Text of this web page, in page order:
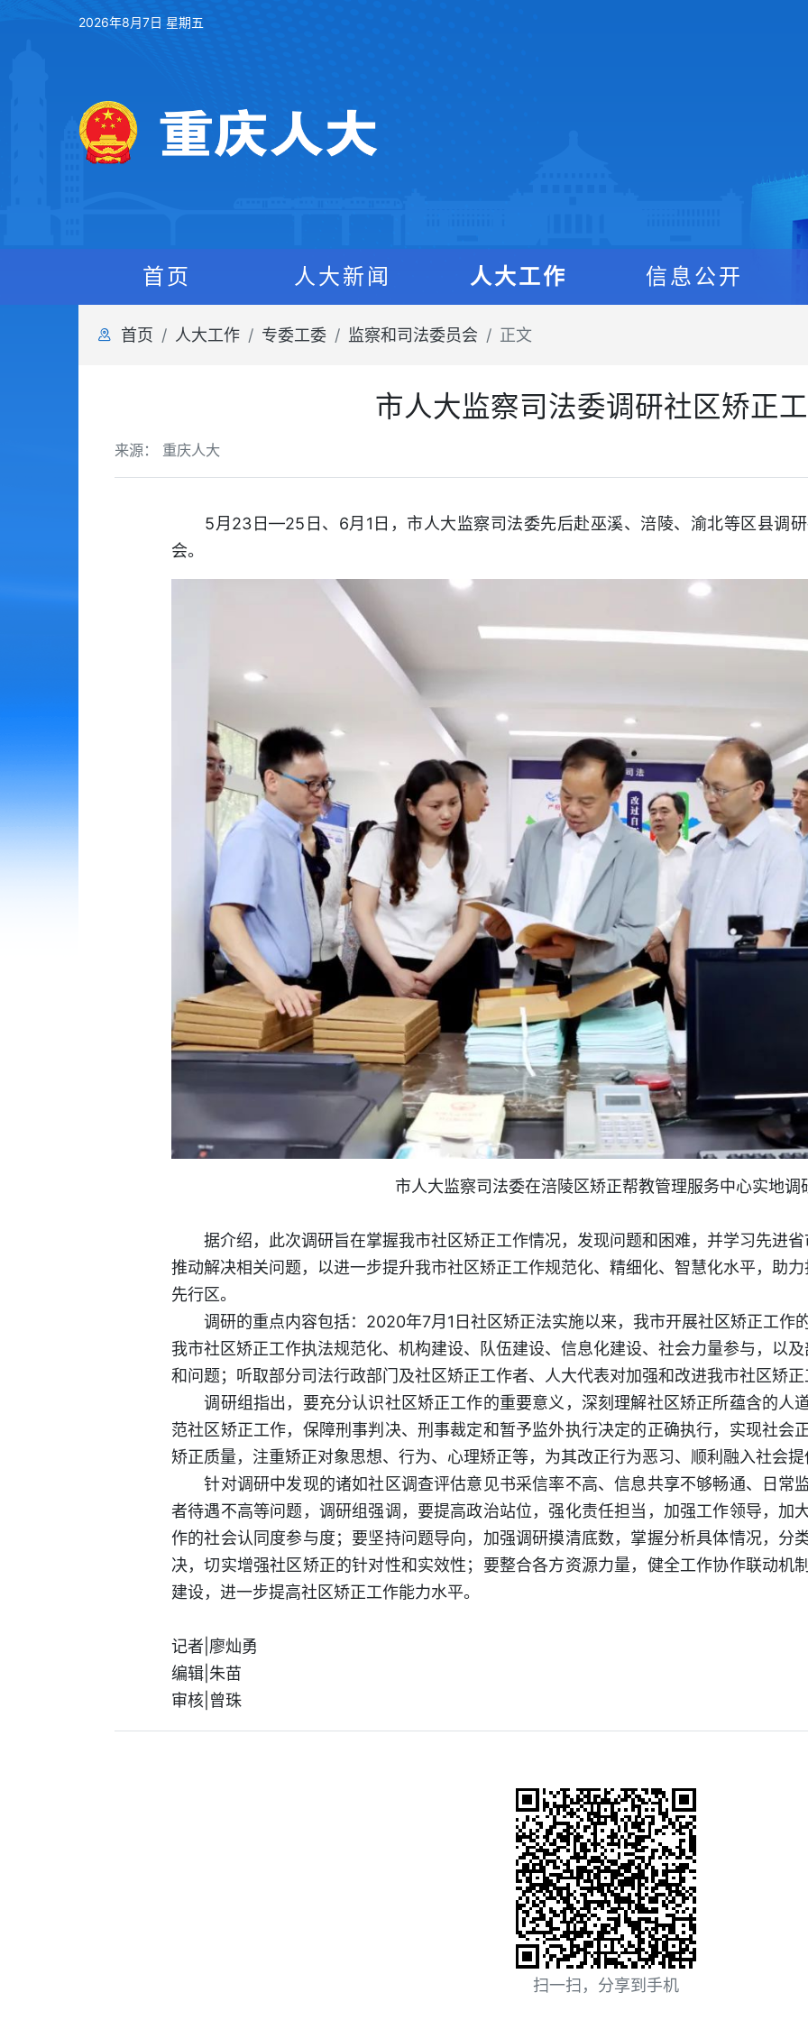
2026年8月7日 星期五
首页 人大新闻 人大工作 信息公开
首页 人大工作 专委工委 监察和司法委员会 正文
市人大监察司法委调研社区矫正
来源： 重庆人大
5月23日—25日、6月1日，市人大监察司法委先后赴巫溪、涪陵、渝北等区县调研
会。
市人大监察司法委在涪陵区矫正帮教管理服务中心实地调
据介绍，此次调研旨在掌握我市社区矫正工作情况，发现问题和困难，并学习先进省
推动解决相关问题，以进一步提升我市社区矫正工作规范化、精细化、智慧化水平，助
先行区。
调研的重点内容包括：2020年7月1日社区矫正法实施以来，我市开展社区矫正工作
我市社区矫正工作执法规范化、机构建设、队伍建设、信息化建设、社会力量参与，以
和问题；听取部分司法行政部门及社区矫正工作者、人大代表对加强和改进我市社区矫
调研组指出，要充分认识社区矫正工作的重要意义，深刻理解社区矫正所蕴含的人
范社区矫正工作，保障刑事判决、刑事裁定和暂予监外执行决定的正确执行，实现社会
矫正质量，注重矫正对象思想、行为、心理矫正等，为其改正行为恶习、顺利融入社会
针对调研中发现的诸如社区调查评估意见书采信率不高、信息共享不够畅通、日常
者待遇不高等问题，调研组强调，要提高政治站位，强化责任担当，加强工作领导，加
作的社会认同度参与度；要坚持问题导向，加强调研摸清底数，掌握分析具体情况，分
决，切实增强社区矫正的针对性和实效性；要整合各方资源力量，健全工作协作联动机
建设，进一步提高社区矫正工作能力水平。
记者|廖灿勇
编辑|朱苗
审核|曾珠
扫一扫，分享到手机